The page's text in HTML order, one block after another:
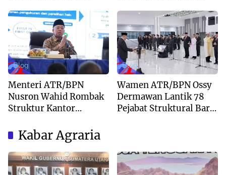
Kepastian Waktu
Layanan
Peninggalan
Blog
Menteri ATR/BPN
Nusron Wahid Rombak
Struktur Kantor
Pendekatan
Kewilayahan
Blog
Wamen ATR/BPN Ossy
Dermawan Lantik 78
Pejabat Struktural Baru
Kabar Agraria